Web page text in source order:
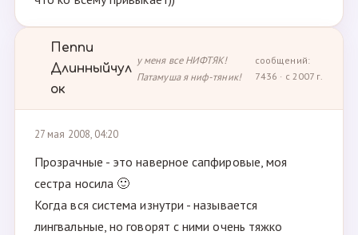
Пеппи
Длинныйчул
ок
у меня все НИФТЯК!
Патамуша я ниф-тяник!
сообщений:
7436 · с 2007 г.
27 мая 2008, 04:20
Прозрачные - это наверное сапфировые, моя
сестра носила 🙂
Когда вся система изнутри - называется
лингвальные, но говорят с ними очень тяжко